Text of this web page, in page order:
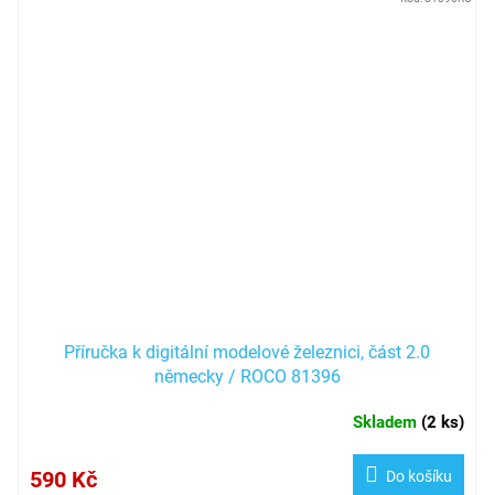
Příručka k digitální modelové železnici, část 2.0
německy / ROCO 81396
Skladem (2 ks)
590 Kč Do košíku